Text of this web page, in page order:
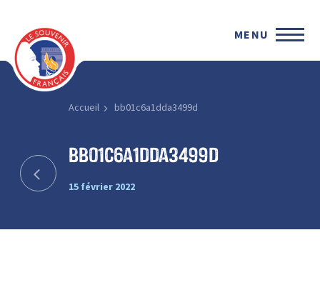
MENU
Accueil bb01c6a1dda3499d
bb01c6a1dda3499d
15 février 2022